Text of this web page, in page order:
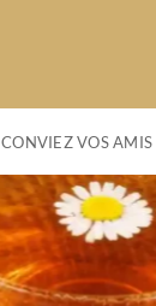
CONVIEZ VOS AMIS